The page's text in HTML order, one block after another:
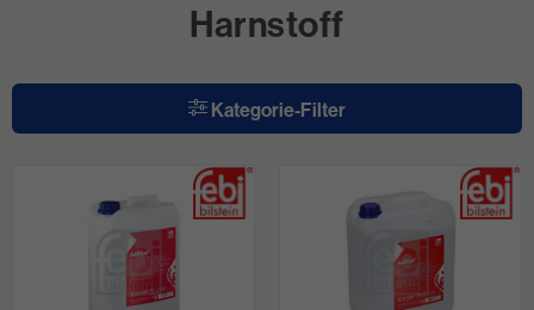
Harnstoff
Kategorie-Filter